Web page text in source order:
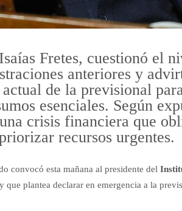
Fretes, cuestionó el
anteriores y
de la previsional
esenciales. Según
crisis financiera que
recursos urgentes.
convocó esta mañana al presidente del
que plantea declarar en emergencia a la